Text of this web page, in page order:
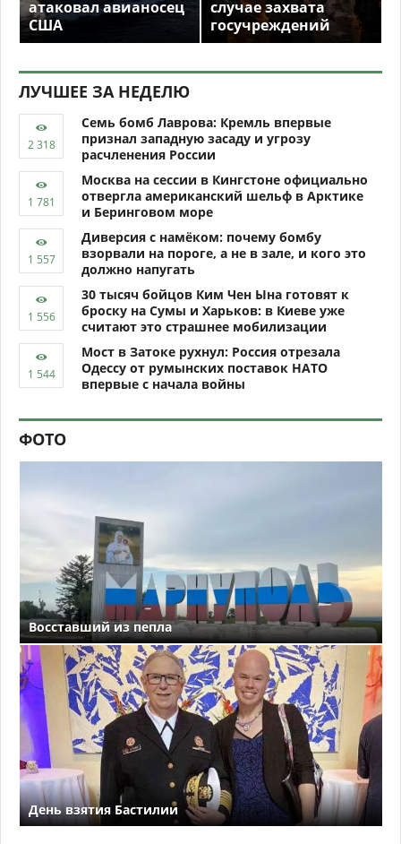
атаковал авианосец
США
случае захвата
госучреждений
ЛУЧШЕЕ ЗА НЕДЕЛЮ
Семь бомб Лаврова: Кремль впервые
признал западную засаду и угрозу
расчленения России
Москва на сессии в Кингстоне официально
отвергла американский шельф в Арктике
и Беринговом море
Диверсия с намёком: почему бомбу
взорвали на пороге, а не в зале, и кого это
должно напугать
30 тысяч бойцов Ким Чен Ына готовят к
броску на Сумы и Харьков: в Киеве уже
считают это страшнее мобилизации
Мост в Затоке рухнул: Россия отрезала
Одессу от румынских поставок НАТО
впервые с начала войны
ФОТО
Восставший из пепла
День взятия Бастилии